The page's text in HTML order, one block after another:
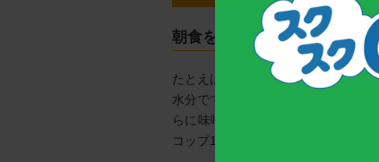
朝食を例にみてみよう♪
たとえば、ごはん、味噌汁１杯だ
水分でできているため、茶碗1杯（
らに味噌汁には180mlほどの水分
コップ1杯、果物を100gほどつける